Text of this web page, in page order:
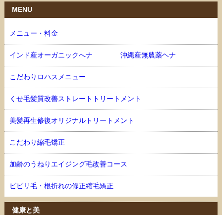
MENU
メニュー・料金
インド産オーガニックへナ 沖縄産無農薬ヘナ
こだわりロハスメニュー
くせ毛髪質改善ストレートトリートメント
美髪再生修復オリジナルトリートメント
こだわり縮毛矯正
加齢のうねりエイジング毛改善コース
ビビリ毛・根折れの修正縮毛矯正
健康と美